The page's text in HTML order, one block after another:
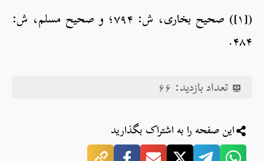
([۱]) صحیح بخاری، ش: ۷۹۴؛ و صحیح مسلم، ش:
۴۸۴.
تعداد بازدید: ۶۶
این صفحه را به اشتراک بگذارید